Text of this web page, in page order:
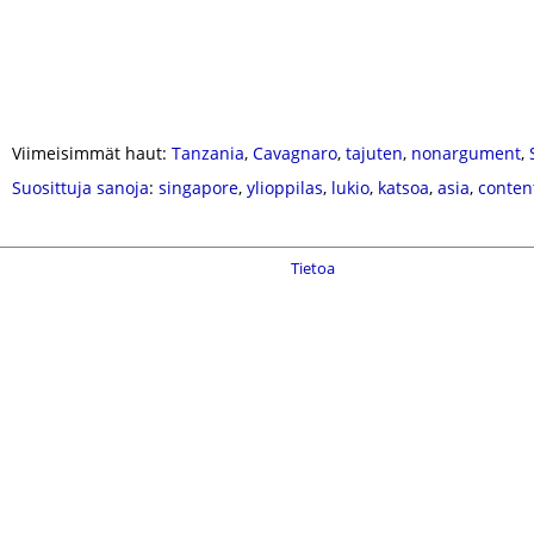
Viimeisimmät haut: Tanzania, Cavagnaro, tajuten, nonargument,
Suosittuja sanoja: singapore, ylioppilas, lukio, katsoa, asia,
Tietoa